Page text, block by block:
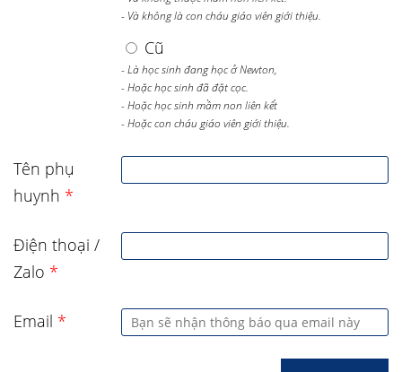
- Và không là con cháu giáo viên giới thiệu.
Cũ
- Là học sinh đang học ở Newton,
- Hoặc học sinh đã đặt cọc.
- Hoặc học sinh mầm non liên kết
- Hoặc con cháu giáo viên giới thiệu.
Tên phụ
huynh *
Điện thoại /
Zalo *
Email *